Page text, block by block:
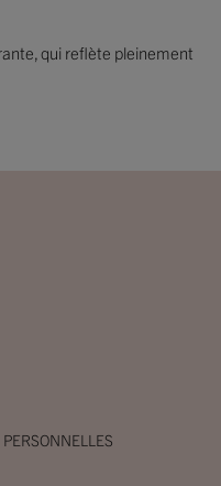
qui reflète pleinement